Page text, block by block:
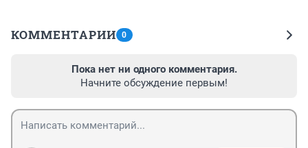
КОММЕНТАРИИ 0
Пока нет ни одного комментария.
Начните обсуждение первым!